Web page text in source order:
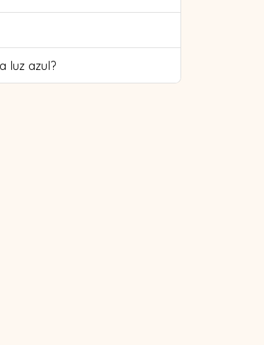
luz azul?